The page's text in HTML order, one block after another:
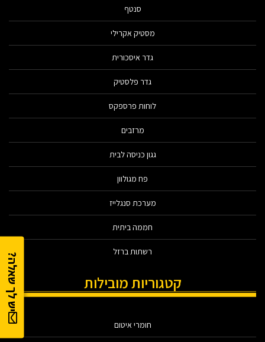
יש לך שאלה?
סנטף
מסטיק אקרילי
גדר איסכורית
גדר פלסטיק
לוחות פרספקס
מרזבים
גגון כניסה לבית
פח מגולוון
מערכת סנגלייז
חממה ביתית
רשתות ברזל
קטגוריות מובילות
חומרי איטום